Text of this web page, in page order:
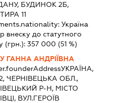
БУДИНОК 2Б,
11
Україна
внеску до статутного
(грн.):357 000 (51 %)
ГАННА АНДРІЇВНА
УКРАЇНА,
ЧЕРНІВЕЦЬКА ОБЛ.,
Р-Н, МІСТО
ВУЛ.ГЕРОЇВ